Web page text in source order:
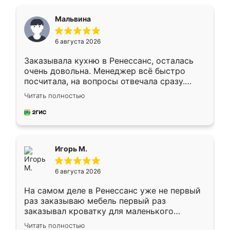
Мальвина
6 августа 2026
Заказывала кухню в Ренессанс, осталась
очень довольна. Менеджер всё быстро
посчитала, на вопросы отвечала сразу.
Замерщик приехал в субботу, подошёл к
делу со всей ответственностью. Собрали
за день, ребята работали аккуратно, даже
Читать полностью
Игорь М.
6 августа 2026
На самом деле в Ренессанс уже не первый
раз заказываю мебель первый раз
заказывал кроватку для маленького
ребёнка при его рождении ,во второй раз
Читать полностью